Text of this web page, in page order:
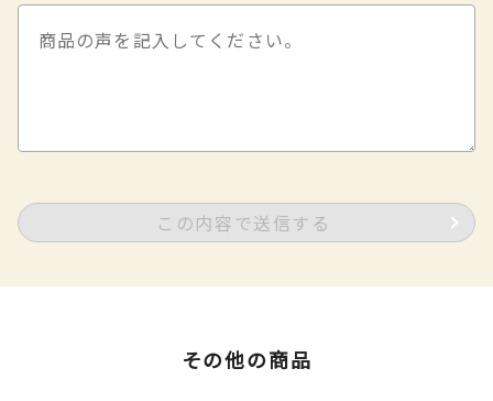
この内容で送信する
その他の商品